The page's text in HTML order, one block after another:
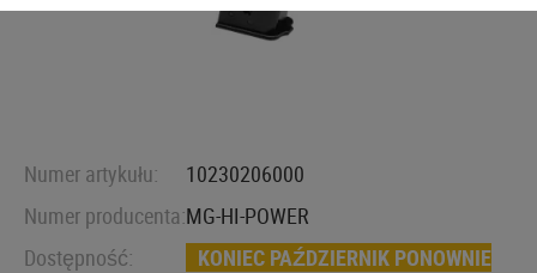
Numer artykułu:
10230206000
Numer producenta:MG-HI-POWER
Dostępność:
KONIEC PAŹDZIERNIK PONOWNIE